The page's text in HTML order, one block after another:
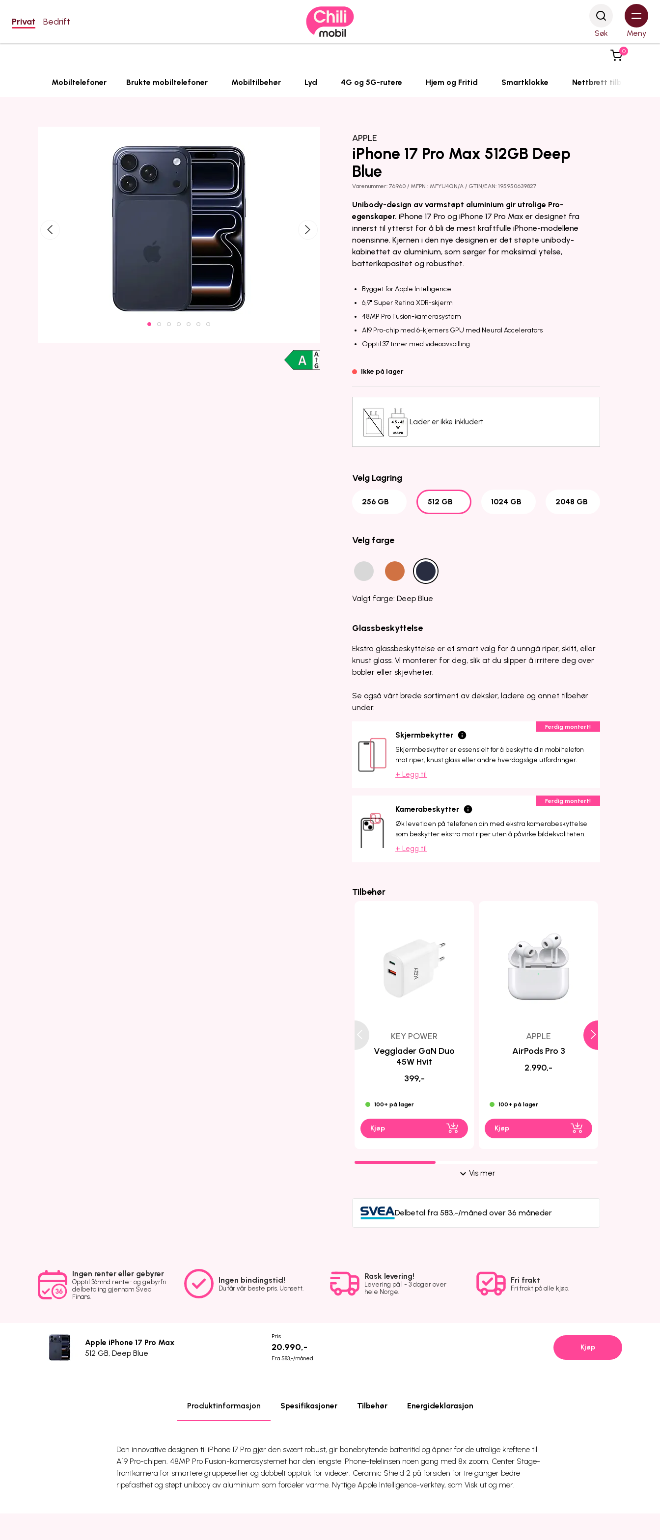
Privat Bedrift
Søk Meny
0
Mobiltelefoner Brukte mobiltelefoner Mobiltilbehør Lyd 4G og 5G-rutere Hjem og Fritid Smartklokke Nettbrett tilbehør
APPLE
iPhone 17 Pro Max 512GB Deep
Blue
Varenummer: 76960 / MFPN : MFYU4QN/A / GTIN/EAN: 195950639827
Unibody-design av varmstøpt aluminium gir utrolige Pro-
egenskaper. iPhone 17 Pro og iPhone 17 Pro Max er designet fra
innerst til ytterst for å bli de mest kraftfulle iPhone-modellene
noensinne. Kjernen i den nye designen er det støpte unibody-
kabinettet av aluminium, som sørger for maksimal ytelse,
batterikapasitet og robusthet.
Bygget for Apple Intelligence
6,9" Super Retina XDR-skjerm
48MP Pro Fusion-kamerasystem
A19 Pro-chip med 6-kjerners GPU med Neural Accelerators
Opptil 37 timer med videoavspilling
Ikke på lager
Lader er ikke inkludert
Velg Lagring
256 GB 512 GB 1024 GB 2048 GB
Velg farge
Valgt farge: Deep Blue
Glassbeskyttelse
Ekstra glassbeskyttelse er et smart valg for å unngå riper, skitt, eller
knust glass. Vi monterer for deg, slik at du slipper å irritere deg over
bobler eller skjevheter.
Se også vårt brede sortiment av deksler, ladere og annet tilbehør
under.
Skjermbekytter
Skjermbeskytter er essensielt for å beskytte din mobiltelefon
mot riper, knust glass eller andre hverdagslige utfordringer.
Ferdig montert!
+ Legg til
Kamerabeskytter
Øk levetiden på telefonen din med ekstra kamerabeskyttelse
som beskytter ekstra mot riper uten å påvirke bildekvaliteten.
Ferdig montert!
+ Legg til
Tilbehør
KEY POWER
Vegglader GaN Duo
45W Hvit
399,-
100+ på lager
Kjøp
APPLE
AirPods Pro 3
2.990,-
100+ på lager
Kjøp
Vis mer
Delbetal fra 583,-/måned over 36 måneder
Ingen renter eller gebyrer
Opptil 36mnd rente- og gebyrfri
delbetaling gjennom Svea
Finans.
Ingen bindingstid!
Du får vår beste pris. Uansett.
Rask levering!
Levering på 1 - 3 dager over
hele Norge.
Fri frakt
Fri frakt på alle kjøp.
Apple iPhone 17 Pro Max
512 GB, Deep Blue
Pris
20.990,-
Fra 583,-/måned
Kjøp
Produktinformasjon Spesifikasjoner Tilbehør Energideklarasjon
Den innovative designen til iPhone 17 Pro gjør den svært robust, gir banebrytende batteritid og åpner for de utrolige kreftene til
A19 Pro-chipen. 48MP Pro Fusion-kamerasystemet har den lengste iPhone-telelinsen noen gang med 8x zoom, Center Stage-
frontkamera for smartere gruppeselfier og dobbelt opptak for videoer. Ceramic Shield 2 på forsiden for tre ganger bedre
ripefasthet og støpt unibody av aluminium som fordeler varme. Nyttige Apple Intelligence-verktøy, som Visk ut og mer.